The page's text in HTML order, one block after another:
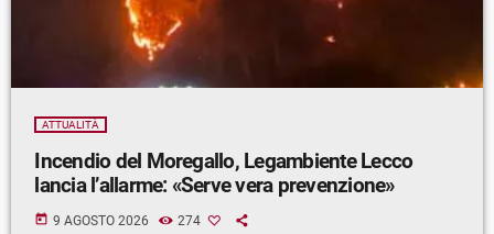
ATTUALITÀ
Incendio del Moregallo, Legambiente Lecco
lancia l’allarme: «Serve vera prevenzione»
today 9 AGOSTO 2026 274